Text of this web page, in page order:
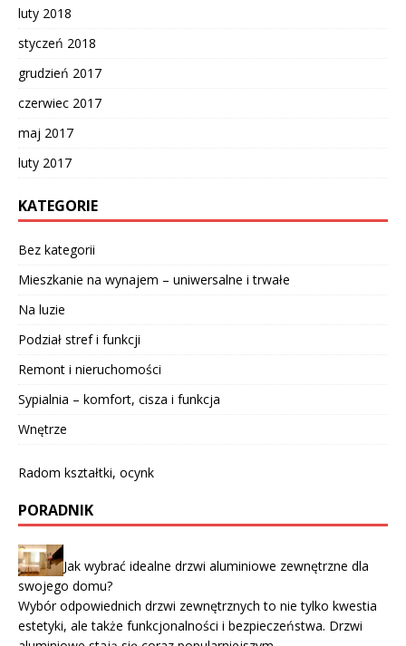
luty 2018
styczeń 2018
grudzień 2017
czerwiec 2017
maj 2017
luty 2017
KATEGORIE
Bez kategorii
Mieszkanie na wynajem – uniwersalne i trwałe
Na luzie
Podział stref i funkcji
Remont i nieruchomości
Sypialnia – komfort, cisza i funkcja
Wnętrze
Radom kształtki, ocynk
PORADNIK
Jak wybrać idealne drzwi aluminiowe zewnętrzne dla
swojego domu?
Wybór odpowiednich drzwi zewnętrznych to nie tylko kwestia
estetyki, ale także funkcjonalności i bezpieczeństwa. Drzwi